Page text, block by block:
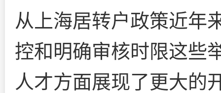
从上海居转户政策近年
控和明确审核时限这些
人才方面展现了更大的